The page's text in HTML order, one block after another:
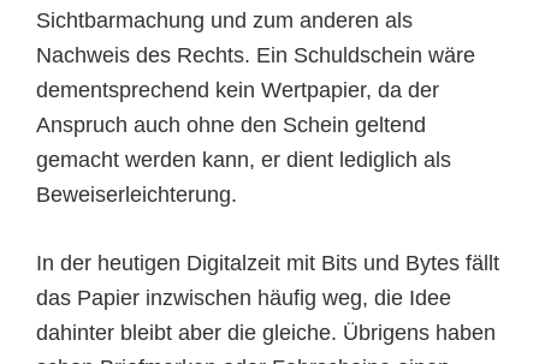
Sichtbarmachung und zum anderen als
Nachweis des Rechts. Ein Schuldschein wäre
dementsprechend kein Wertpapier, da der
Anspruch auch ohne den Schein geltend
gemacht werden kann, er dient lediglich als
Beweiserleichterung.
In der heutigen Digitalzeit mit Bits und Bytes fällt
das Papier inzwischen häufig weg, die Idee
dahinter bleibt aber die gleiche. Übrigens haben